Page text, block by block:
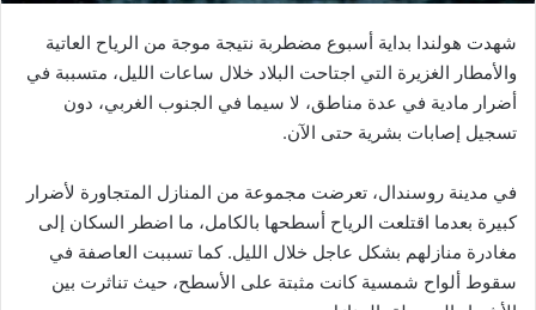
شهدت هولندا بداية أسبوع مضطربة نتيجة موجة من الرياح العاتية
والأمطار الغزيرة التي اجتاحت البلاد خلال ساعات الليل، متسببة في
أضرار مادية في عدة مناطق، لا سيما في الجنوب الغربي، دون
تسجيل إصابات بشرية حتى الآن.
في مدينة روسندال، تعرضت مجموعة من المنازل المتجاورة لأضرار
كبيرة بعدما اقتلعت الرياح أسطحها بالكامل، ما اضطر السكان إلى
مغادرة منازلهم بشكل عاجل خلال الليل. كما تسببت العاصفة في
سقوط ألواح شمسية كانت مثبتة على الأسطح، حيث تناثرت بين